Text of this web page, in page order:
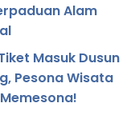
Alam
Masuk Dusun
Pesona Wisata